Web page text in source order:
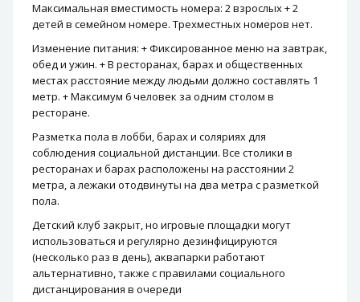
Максимальная вместимость номера: 2 взрослых + 2
детей в семейном номере. Трехместных номеров нет.
Изменение питания: + Фиксированное меню на завтрак,
обед и ужин. + В ресторанах, барах и общественных
местах расстояние между людьми должно составлять 1
метр. + Максимум 6 человек за одним столом в
ресторане.
Разметка пола в лобби, барах и соляриях для
соблюдения социальной дистанции. Все столики в
ресторанах и барах расположены на расстоянии 2
метра, а лежаки отодвинуты на два метра с разметкой
пола.
Детский клуб закрыт, но игровые площадки могут
использоваться и регулярно дезинфицируются
(несколько раз в день), аквапарки работают
альтернативно, также с правилами социального
дистанцирования в очереди